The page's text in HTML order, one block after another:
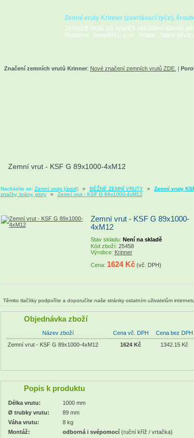
Zemní vruty Krinner (zavrtávací tyče),
Zemních vrutů lze využít k zakládání staveb
Prodejce: SmartHEL s.r.o., Praha - Staré
Značení zemních vrutů Krinner: Nové značení zemních vrutů ZDE. |
Zemní vrut - KSF G 89x1000-4xM12
Nacházíte se: Zemní vruty (úvod) » BĚŽNÉ ZEMNÍ VRUTY » Zemní vruty
značky, brány, ploty
» Zemní vrut - KSF G 89x1000-4xM12
Zemní vrut - KSF G 89x1000-
4xM12
Stav skladu: Není na skladě
Kód zboží: 25458
Výrobce: Krinner
Cena: 1624 Kč(vč. DPH)
Těmito tlačítky podpoříte a doporučíte naše stránky ostatním uživatelům
Objednávka zboží
Název zboží Cena vč. DPH Cena bez DPH
Zemní vrut - KSF G 89x1000-4xM12
1624 Kč 1342.15 Kč
Popis k produktu
Délka vrutu:
1000 mm
Ø trubky vrutu:
89 mm
Váha vrutu:
8 kg
Montáž:
odbornái svépomocí (ruční kříž / vrtačka)